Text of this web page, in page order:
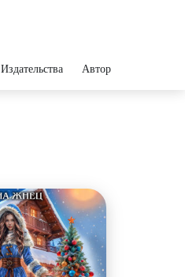
Издательства Авторы